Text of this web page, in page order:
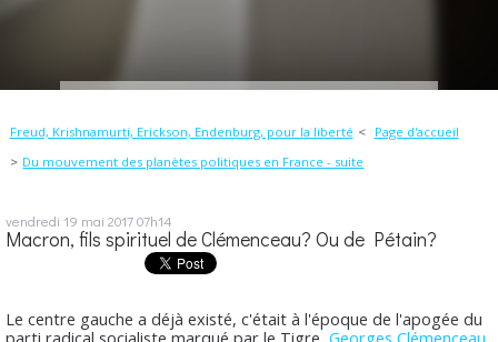
Freud, Krishnamurti, Erickson, Endenburg, pour la liberté
Page d'accueil
Du mouvement des planètes politiques en France - suite
vendredi 19 mai 201707h14
Macron, fils spirituel de Clémenceau? Ou de Pétain?
Le centre gauche a déjà existé, c'était à l'époque de l'apogée du
parti radical socialiste marqué par le Tigre, Georges Clémenceau.